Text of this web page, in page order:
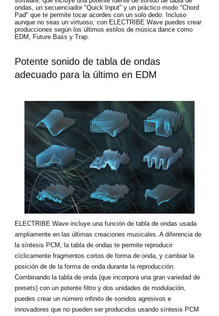
ondas, un secuenciador "Quick Input" y un práctico modo "Chord
Pad" que te permite tocar acordes con un solo dedo. Incluso
aunque no seas un virtuoso, con ELECTRIBE Wave puedes crear
producciones según los últimos estilos de música dance como
EDM, Future Bass y Trap.
Potente sonido de tabla de ondas
adecuado para la último en EDM
ELECTRIBE Wave incluye una función de tabla de ondas usada
ampliamente en las últimas creaciones musicales. A diferencia de
la síntesis PCM, la tabla de ondas te permite reproducir
cíclicamente fragmentos cortos de forma de onda, y cambiar la
posición de de la forma de onda durante la reproducción.
Combinando la tabla de onda (que incorpora una gran variedad de
presets) con un potente filtro y dos unidades de modulación,
puedes crear un número infinito de sonidos agresivos e
innovadores que no pueden ser producidos usando síntesis PCM